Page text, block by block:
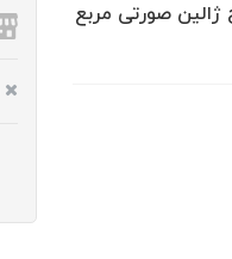
طرح ژالین صورتی مربع